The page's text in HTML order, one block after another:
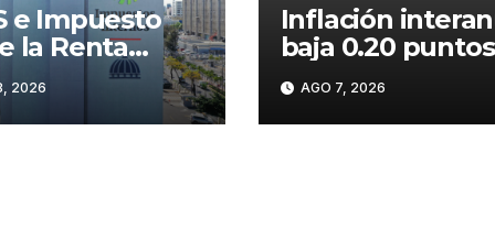
e Impuesto
la Renta
las
de la
superan los
2026
Inflación
baja 0.20 puntos
porcentuales y se
sitúa en 5.47 %
AGO 7, 2026